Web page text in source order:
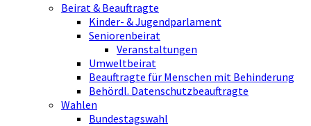
Beirat & Beauftragte
Kinder- & Jugendparlament
Seniorenbeirat
Veranstaltungen
Umweltbeirat
Beauftragte für Menschen mit Behinderung
Behördl. Datenschutzbeauftragte
Wahlen
Bundestagswahl